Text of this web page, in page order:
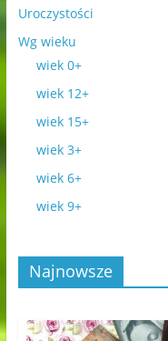
Uroczystości
Wg wieku
wiek 0+
wiek 12+
wiek 15+
wiek 3+
wiek 6+
wiek 9+
Najnowsze